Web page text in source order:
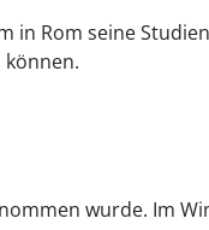
in Rom seine
können.
wurde. Im